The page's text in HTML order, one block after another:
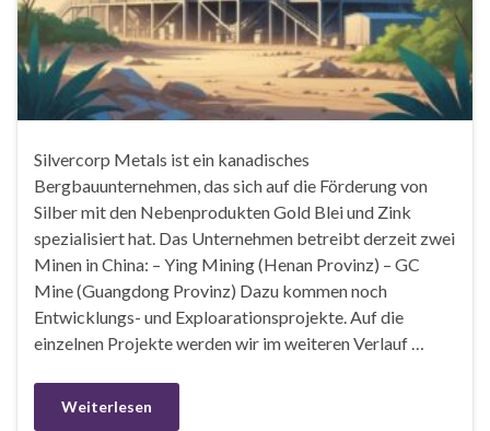
Silvercorp Metals ist ein kanadisches
Bergbauunternehmen, das sich auf die Förderung von
Silber mit den Nebenprodukten Gold Blei und Zink
spezialisiert hat. Das Unternehmen betreibt derzeit zwei
Minen in China: – Ying Mining (Henan Provinz) – GC
Mine (Guangdong Provinz) Dazu kommen noch
Entwicklungs- und Exploarationsprojekte. Auf die
einzelnen Projekte werden wir im weiteren Verlauf …
Weiterlesen